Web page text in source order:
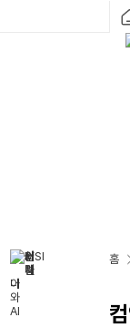
홈